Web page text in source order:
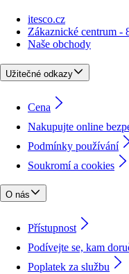
itesco.cz
Zákaznické centrum -
Naše obchody
Užitečné odkazy
Cena
Nakupujte online
Podmínky používání
Soukromí a cookies
O nás
Přístupnost
Podívejte se, kam
Poplatek za službu